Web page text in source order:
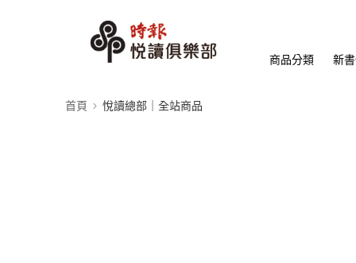
商品分類 新
首頁 悅讀總部｜全站商品